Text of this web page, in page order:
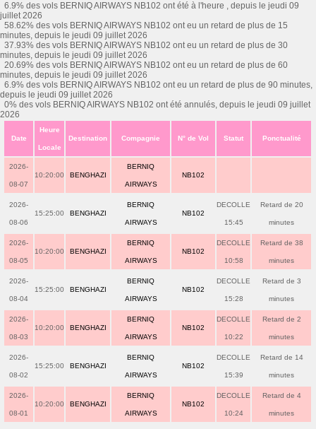
6.9% des vols BERNIQ AIRWAYS NB102 ont été à l'heure , depuis le jeudi 09
juillet 2026
58.62% des vols BERNIQ AIRWAYS NB102 ont eu un retard de plus de 15
minutes, depuis le jeudi 09 juillet 2026
37.93% des vols BERNIQ AIRWAYS NB102 ont eu un retard de plus de 30
minutes, depuis le jeudi 09 juillet 2026
20.69% des vols BERNIQ AIRWAYS NB102 ont eu un retard de plus de 60
minutes, depuis le jeudi 09 juillet 2026
6.9% des vols BERNIQ AIRWAYS NB102 ont eu un retard de plus de 90 minutes,
depuis le jeudi 09 juillet 2026
0% des vols BERNIQ AIRWAYS NB102 ont été annulés, depuis le jeudi 09 juillet
2026
Date
Heure
Locale
Destination Compagnie N° de Vol Statut Ponctualité
2026-
08-07
10:20:00 BENGHAZI
BERNIQ
AIRWAYS
NB102
2026-
08-06
15:25:00 BENGHAZI
BERNIQ
AIRWAYS
NB102
DECOLLE
15:45
Retard de 20
minutes
2026-
08-05
10:20:00 BENGHAZI
BERNIQ
AIRWAYS
NB102
DECOLLE
10:58
Retard de 38
minutes
2026-
08-04
15:25:00 BENGHAZI
BERNIQ
AIRWAYS
NB102
DECOLLE
15:28
Retard de 3
minutes
2026-
08-03
10:20:00 BENGHAZI
BERNIQ
AIRWAYS
NB102
DECOLLE
10:22
Retard de 2
minutes
2026-
08-02
15:25:00 BENGHAZI
BERNIQ
AIRWAYS
NB102
DECOLLE
15:39
Retard de 14
minutes
2026-
08-01
10:20:00 BENGHAZI
BERNIQ
AIRWAYS
NB102
DECOLLE
10:24
Retard de 4
minutes